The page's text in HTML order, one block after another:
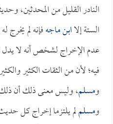
النادر القليل من المحدثين،
الستة إلاابن ماجهفإنه لم يخرج
عدم الإخراج لشخص أنه لا يدل
فيه؛ لأن من الثقات الكثير
ومسلم، وليس معنى ذلك أن ذلك
ومسلملم يلتزما إخراج كل